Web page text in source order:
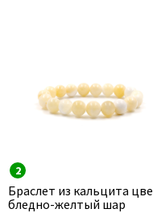
2
Браслет из кальцита
бледно-желтый шар